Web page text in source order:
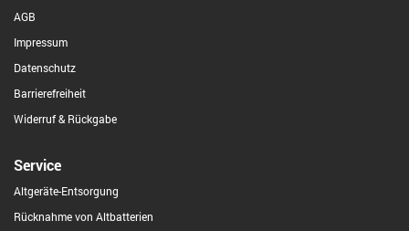
AGB
Impressum
Datenschutz
Barrierefreiheit
Widerruf & Rückgabe
Service
Altgeräte-Entsorgung
Rücknahme von Altbatterien